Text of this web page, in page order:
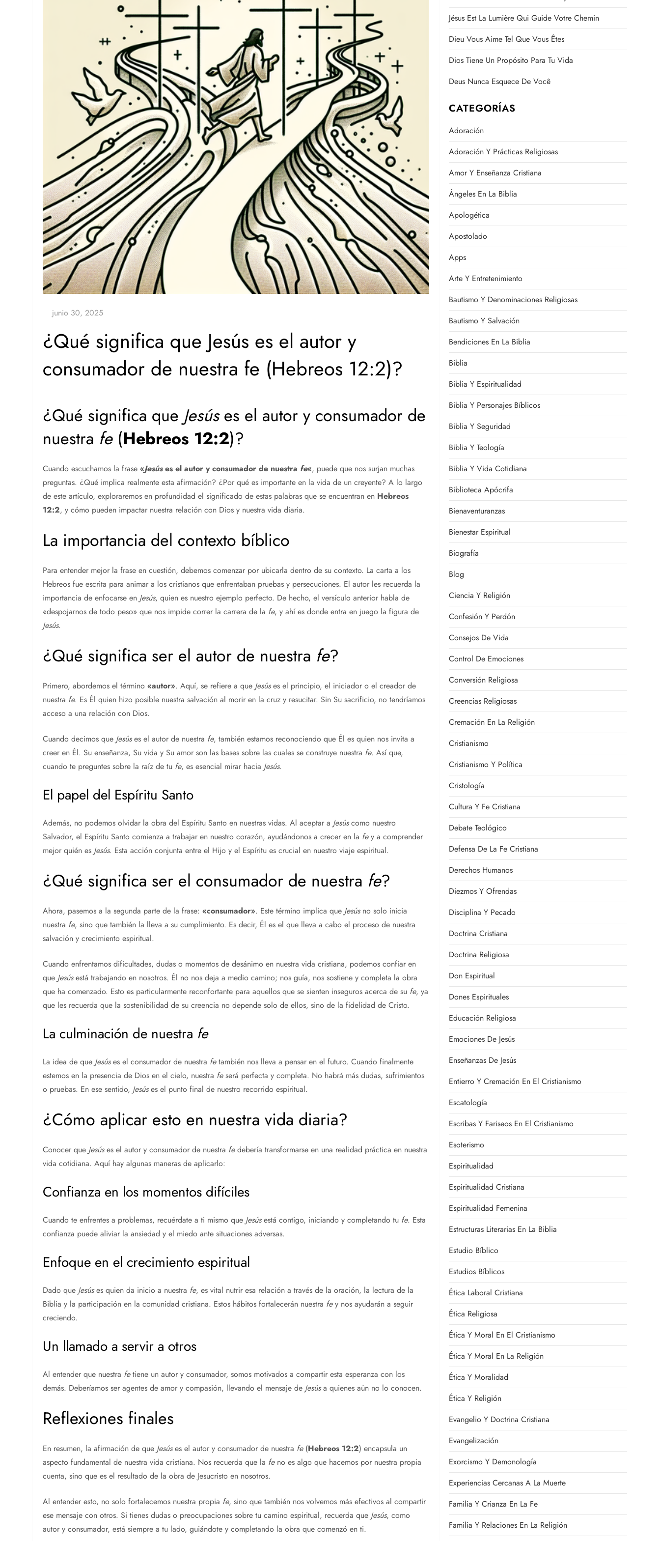
¿Qué significa que Jesús es el autor y
consumador de nuestra fe (Hebreos 12:2)?
¿Qué significa que Jesúses el autor y consumador de
nuestra fe(Hebreos 12:2)?
Cuando escuchamos la frase«Jesúses el autor y consumador de nuestra fe«, puede que nos surjan muchas
preguntas. ¿Qué implica realmente esta afirmación? ¿Por qué es importante en la vida de un creyente? A lo largo
de este artículo, exploraremos en profundidad el significado de estas palabras que se encuentran en Hebreos
12:2, y cómo pueden impactar nuestra relación con Dios y nuestra vida diaria.
La importancia del contexto bíblico
Para entender mejor la frase en cuestión, debemos comenzar por ubicarla dentro de su contexto. La carta a los
Hebreos fue escrita para animar a los cristianos que enfrentaban pruebas y persecuciones. El autor les recuerda la
importancia de enfocarse en Jesús, quien es nuestro ejemplo perfecto. De hecho, el versículo anterior habla de
«despojarnos de todo peso» que nos impide correr la carrera de la fe, y ahí es donde entra en juego la figura de
Jesús.
¿Qué significa ser el autor de nuestra fe?
Primero, abordemos el término«autor». Aquí, se refiere a que Jesúses el principio, el iniciador o el creador de
nuestra fe. Es Él quien hizo posible nuestra salvación al morir en la cruz y resucitar. Sin Su sacrificio, no tendríamos
acceso a una relación con Dios.
Cuando decimos que Jesúses el autor de nuestra fe, también estamos reconociendo que Él es quien nos invita a
creer en Él. Su enseñanza, Su vida y Su amor son las bases sobre las cuales se construye nuestra fe. Así que,
cuando te preguntes sobre la raíz de tu fe, es esencial mirar hacia Jesús.
El papel del Espíritu Santo
Además, no podemos olvidar la obra del Espíritu Santo en nuestras vidas. Al aceptar a Jesúscomo nuestro
Salvador, el Espíritu Santo comienza a trabajar en nuestro corazón, ayudándonos a crecer en la fey a comprender
mejor quién es Jesús. Esta acción conjunta entre el Hijo y el Espíritu es crucial en nuestro viaje espiritual.
¿Qué significa ser el consumador de nuestra fe?
Ahora, pasemos a la segunda parte de la frase:«consumador». Este término implica que Jesúsno solo inicia
nuestra fe, sino que también la lleva a su cumplimiento. Es decir, Él es el que lleva a cabo el proceso de nuestra
salvación y crecimiento espiritual.
Cuando enfrentamos dificultades, dudas o momentos de desánimo en nuestra vida cristiana, podemos confiar en
que Jesúsestá trabajando en nosotros. Él no nos deja a medio camino; nos guía, nos sostiene y completa la obra
que ha comenzado. Esto es particularmente reconfortante para aquellos que se sienten inseguros acerca de su fe, ya
que les recuerda que la sostenibilidad de su creencia no depende solo de ellos, sino de la fidelidad de Cristo.
La culminación de nuestra fe
La idea de que Jesúses el consumador de nuestra fetambién nos lleva a pensar en el futuro. Cuando finalmente
estemos en la presencia de Dios en el cielo, nuestra feserá perfecta y completa. No habrá más dudas, sufrimientos
o pruebas. En ese sentido, Jesúses el punto final de nuestro recorrido espiritual.
¿Cómo aplicar esto en nuestra vida diaria?
Conocer que Jesúses el autor y consumador de nuestra fedebería transformarse en una realidad práctica en nuestra
vida cotidiana. Aquí hay algunas maneras de aplicarlo:
Confianza en los momentos difíciles
Cuando te enfrentes a problemas, recuérdate a ti mismo que Jesúsestá contigo, iniciando y completando tu fe. Esta
confianza puede aliviar la ansiedad y el miedo ante situaciones adversas.
Enfoque en el crecimiento espiritual
Dado que Jesúses quien da inicio a nuestra fe, es vital nutrir esa relación a través de la oración, la lectura de la
Biblia y la participación en la comunidad cristiana. Estos hábitos fortalecerán nuestra fey nos ayudarán a seguir
creciendo.
Un llamado a servir a otros
Al entender que nuestra fetiene un autor y consumador, somos motivados a compartir esta esperanza con los
demás. Deberíamos ser agentes de amor y compasión, llevando el mensaje de Jesúsa quienes aún no lo conocen.
Reflexiones finales
En resumen, la afirmación de que Jesúses el autor y consumador de nuestra fe(Hebreos 12:2) encapsula un
aspecto fundamental de nuestra vida cristiana. Nos recuerda que la feno es algo que hacemos por nuestra propia
cuenta, sino que es el resultado de la obra de Jesucristo en nosotros.
Al entender esto, no solo fortalecemos nuestra propia fe, sino que también nos volvemos más efectivos al compartir
ese mensaje con otros. Si tienes dudas o preocupaciones sobre tu camino espiritual, recuerda que Jesús, como
autor y consumador, está siempre a tu lado, guiándote y completando la obra que comenzó en ti.
Jésus Est La Lumière Qui Guide Votre Chemin
Dieu Vous Aime Tel Que Vous Êtes
Dios Tiene Un Propósito Para Tu Vida
Deus Nunca Esquece De Você
CATEGORÍAS
Adoración
Adoración Y Prácticas Religiosas
Amor Y Enseñanza Cristiana
Ángeles En La Biblia
Apologética
Apostolado
Apps
Arte Y Entretenimiento
Bautismo Y Denominaciones Religiosas
Bautismo Y Salvación
Bendiciones En La Biblia
Biblia
Biblia Y Espiritualidad
Biblia Y Personajes Bíblicos
Biblia Y Seguridad
Biblia Y Teología
Biblia Y Vida Cotidiana
Biblioteca Apócrifa
Bienaventuranzas
Bienestar Espiritual
Biografía
Blog
Ciencia Y Religión
Confesión Y Perdón
Consejos De Vida
Control De Emociones
Conversión Religiosa
Creencias Religiosas
Cremación En La Religión
Cristianismo
Cristianismo Y Política
Cristología
Cultura Y Fe Cristiana
Debate Teológico
Defensa De La Fe Cristiana
Derechos Humanos
Diezmos Y Ofrendas
Disciplina Y Pecado
Doctrina Cristiana
Doctrina Religiosa
Don Espiritual
Dones Espirituales
Educación Religiosa
Emociones De Jesús
Enseñanzas De Jesús
Entierro Y Cremación En El Cristianismo
Escatología
Escribas Y Fariseos En El Cristianismo
Esoterismo
Espiritualidad
Espiritualidad Cristiana
Espiritualidad Femenina
Estructuras Literarias En La Biblia
Estudio Bíblico
Estudios Bíblicos
Ética Laboral Cristiana
Ética Religiosa
Ética Y Moral En El Cristianismo
Ética Y Moral En La Religión
Ética Y Moralidad
Ética Y Religión
Evangelio Y Doctrina Cristiana
Evangelización
Exorcismo Y Demonología
Experiencias Cercanas A La Muerte
Familia Y Crianza En La Fe
Familia Y Relaciones En La Religión